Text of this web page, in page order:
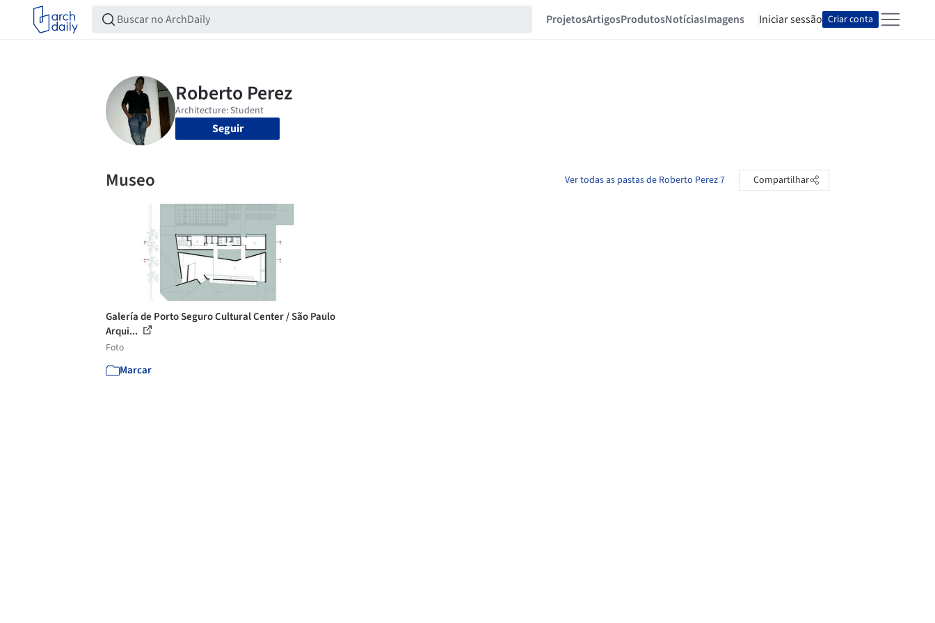
ProjetosArtigosProdutosNotíciasImagens Iniciar sessão Criar conta
Seguir
Museo Ver todas as pastas de Roberto Perez 7 Compartilhar
Galería de Porto Seguro Cultural Center / São Paulo
Arqui...
Foto
Marcar